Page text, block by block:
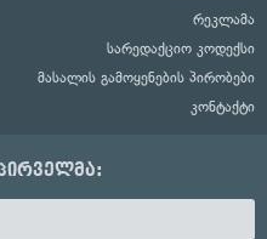
რეკლამა
სარედაქციო კოდექსი
მასალის გამოყენების პირობები
კონტაქტი